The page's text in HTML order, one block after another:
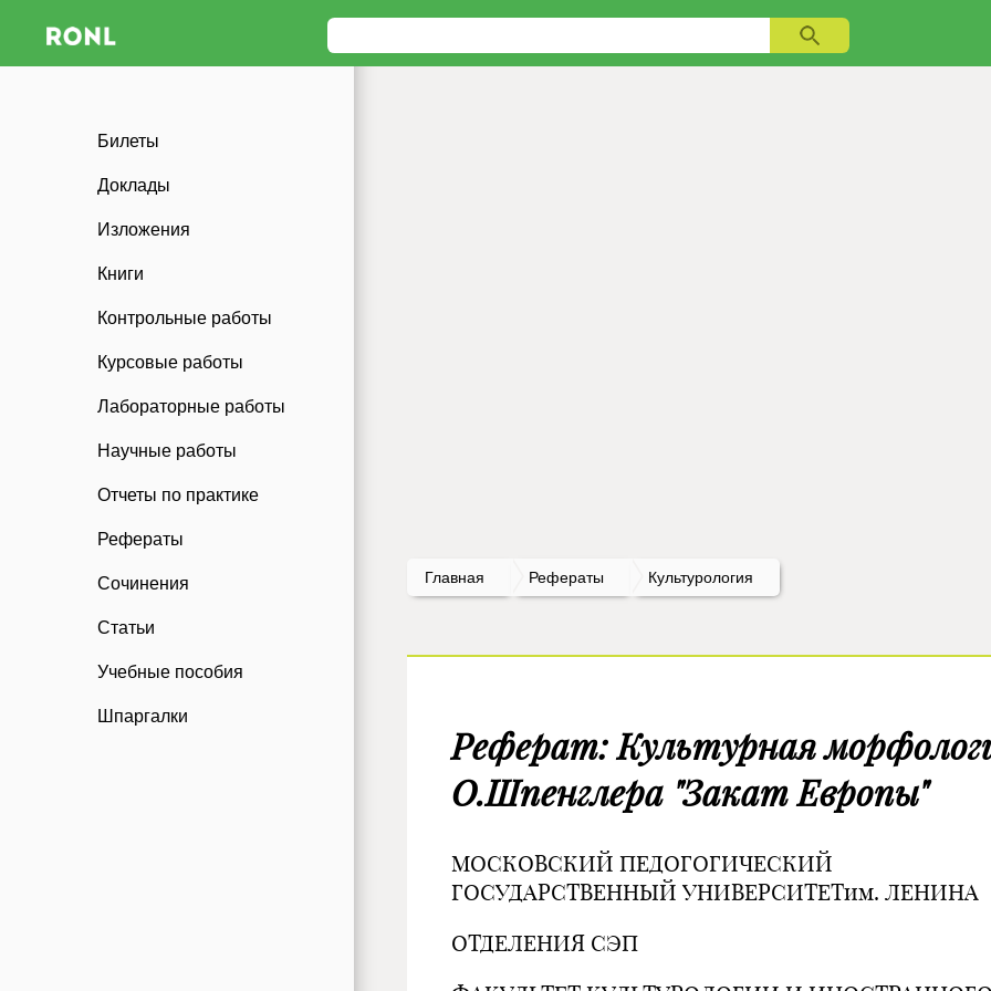
Билеты
Доклады
Изложения
Книги
Контрольные работы
Курсовые работы
Лабораторные работы
Научные работы
Отчеты по практике
Рефераты
Сочинения
Статьи
Учебные пособия
Шпаргалки
Главная Рефераты Культурология
Реферат: Культурная
О.Шпенглера "Закат Европы"
МОСКОВСКИЙ ПЕДОГОГИЧЕСКИЙ
ГОСУДАРСТВЕННЫЙ УНИВЕРСИТЕТим. ЛЕНИНА
ОТДЕЛЕНИЯ СЭП